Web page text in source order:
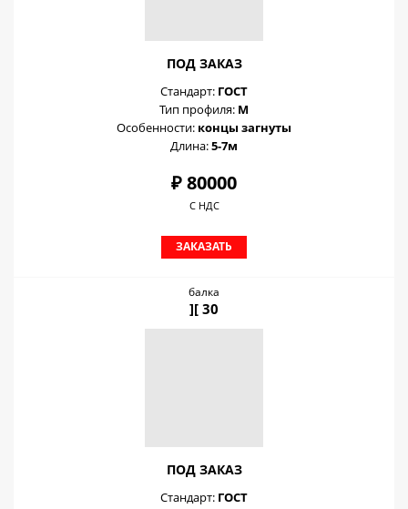
ПОД ЗАКАЗ
Стандарт: ГОСТ
Тип профиля: М
Особенности: концы загнуты
Длина:5-7м
₽ 80000
С НДС
ЗАКАЗАТЬ
балка
][ 30
ПОД ЗАКАЗ
Стандарт: ГОСТ